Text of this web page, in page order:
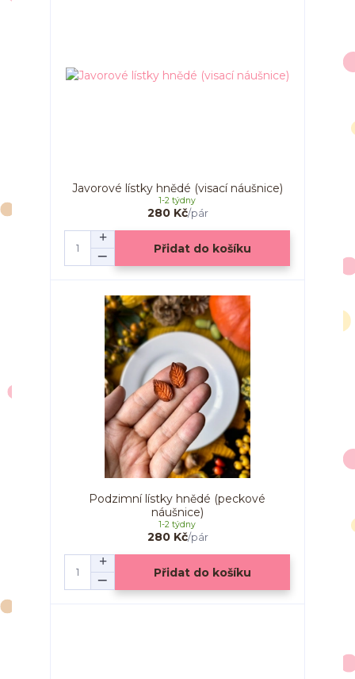
Javorové lístky hnědé (visací náušnice)
280 Kč/pár
1-2 týdny
Přidat do košíku
Podzimní lístky hnědé (peckové
náušnice)
280 Kč/pár
1-2 týdny
Přidat do košíku